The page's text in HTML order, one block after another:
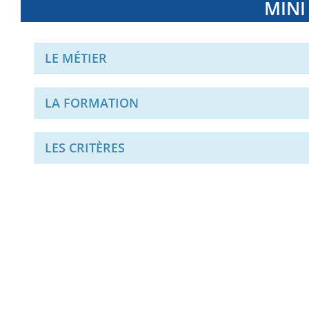
LE MÉTIER
LA FORMATION
LES CRITÈRES